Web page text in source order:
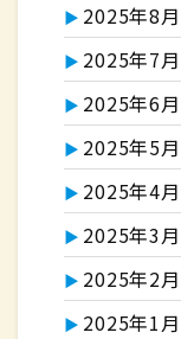
2025年8月
2025年7月
2025年6月
2025年5月
2025年4月
2025年3月
2025年2月
2025年1月